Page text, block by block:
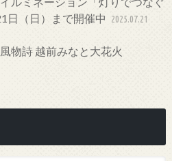
日（日）まで開催中
2025.07.21
物詩 越前みなと大花火